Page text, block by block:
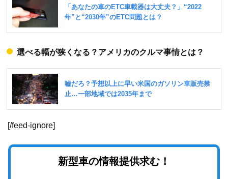
選べる幅が狭くなる？アメリカのクルマ事情とは？
[/feed-ignore]
新型車の情報提供求む！